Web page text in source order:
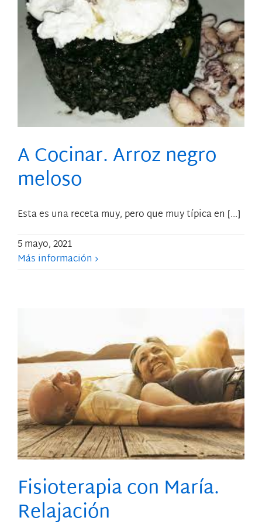
A Cocinar. Arroz negro
meloso
Esta es una receta muy, pero que muy típica en [...]
5 mayo, 2021
Más información
Fisioterapia con María.
Relajación